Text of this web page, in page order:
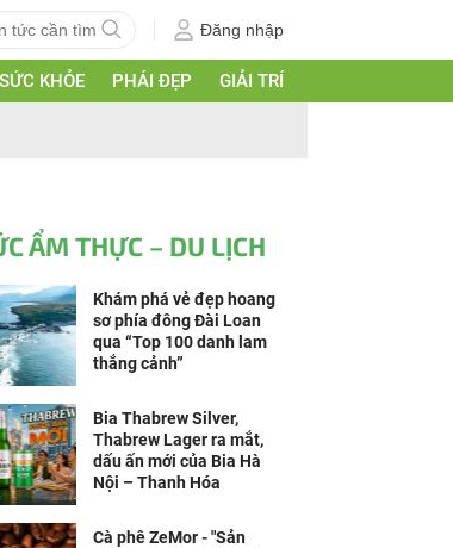
Đăng nhập
SỨC KHỎE PHÁI ĐẸP GIẢI TRÍ
ẨM THỰC – DU LỊCH
Khám phá vẻ đẹp hoang
sơ phía đông Đài Loan
qua “Top 100 danh lam
thắng cảnh”
Bia Thabrew Silver,
Thabrew Lager ra mắt,
dấu ấn mới của Bia Hà
Nội – Thanh Hóa
Cà phê ZeMor - "Sản